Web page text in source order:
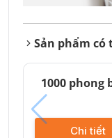
Sản phẩm
1000 phong
Chi tiết